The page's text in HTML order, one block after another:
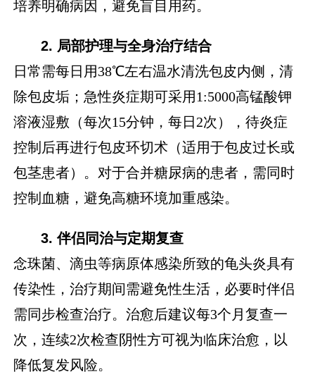
培养明确病因，避免盲目用药。
2. 局部护理与全身治疗结合
日常需每日用38℃左右温水清洗包皮内侧，清
除包皮垢；急性炎症期可采用1:5000高锰酸钾
溶液湿敷（每次15分钟，每日2次），待炎症
控制后再进行包皮环切术（适用于包皮过长或
包茎患者）。对于合并糖尿病的患者，需同时
控制血糖，避免高糖环境加重感染。
3. 伴侣同治与定期复查
念珠菌、滴虫等病原体感染所致的龟头炎具有
传染性，治疗期间需避免性生活，必要时伴侣
需同步检查治疗。治愈后建议每3个月复查一
次，连续2次检查阴性方可视为临床治愈，以
降低复发风险。